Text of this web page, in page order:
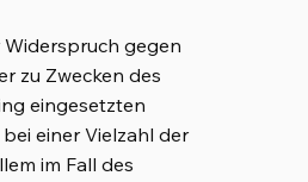
Widerspruch gegen
zu Zwecken des
eingesetzten
einer Vielzahl der
im Fall des